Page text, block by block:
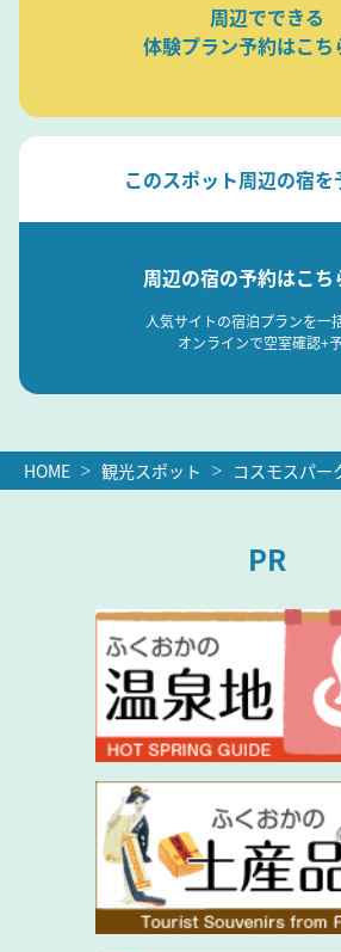
周辺でできる
体験プラン予約はこち
このスポット周辺の宿を
周辺の宿の予約はこち
人気サイトの宿泊プランを一
オンラインで空室確認+
HOME 観光スポット コスモスパー
PR